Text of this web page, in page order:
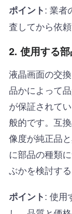
ポイント: 業者
査してから依頼
2. 使用する
液晶画面の交
品かによって
が保証されて
般的です。互
像度が純正品
に部品の種類
ぶかを検討す
ポイント: 使用